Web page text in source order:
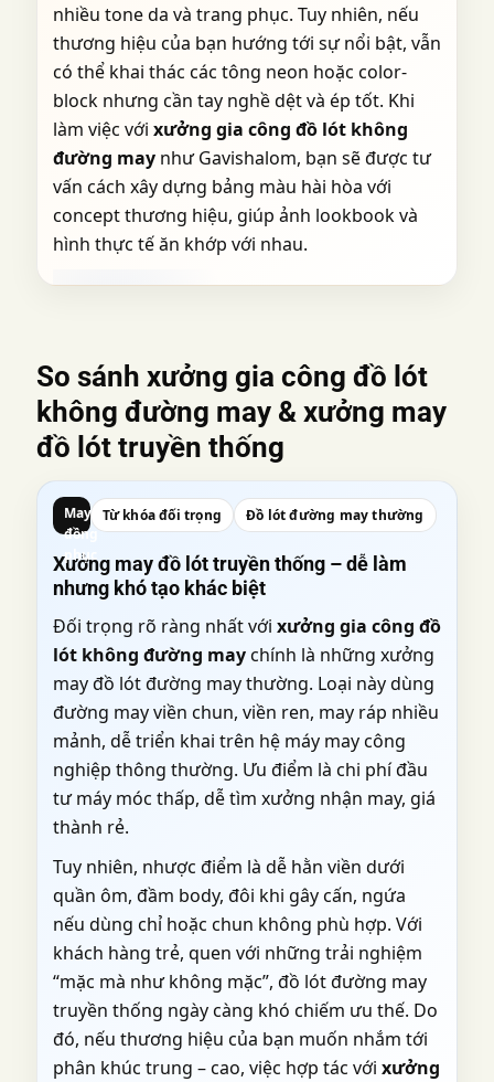
nhiều tone da và trang phục. Tuy nhiên, nếu
thương hiệu của bạn hướng tới sự nổi bật, vẫn
có thể khai thác các tông neon hoặc color-
block nhưng cần tay nghề dệt và ép tốt. Khi
làm việc với xưởng gia công đồ lót không
đường may như Gavishalom, bạn sẽ được tư
vấn cách xây dựng bảng màu hài hòa với
concept thương hiệu, giúp ảnh lookbook và
hình thực tế ăn khớp với nhau.
So sánh xưởng gia công đồ lót
không đường may & xưởng may
đồ lót truyền thống
May
đồng
phục
Từ khóa đối trọng Đồ lót đường may thường
Xưởng may đồ lót truyền thống – dễ làm
nhưng khó tạo khác biệt
Đối trọng rõ ràng nhất với xưởng gia công đồ
lót không đường maychính là những xưởng
may đồ lót đường may thường. Loại này dùng
đường may viền chun, viền ren, may ráp nhiều
mảnh, dễ triển khai trên hệ máy may công
nghiệp thông thường. Ưu điểm là chi phí đầu
tư máy móc thấp, dễ tìm xưởng nhận may, giá
thành rẻ.
Tuy nhiên, nhược điểm là dễ hằn viền dưới
quần ôm, đầm body, đôi khi gây cấn, ngứa
nếu dùng chỉ hoặc chun không phù hợp. Với
khách hàng trẻ, quen với những trải nghiệm
“mặc mà như không mặc”, đồ lót đường may
truyền thống ngày càng khó chiếm ưu thế. Do
đó, nếu thương hiệu của bạn muốn nhắm tới
phân khúc trung – cao, việc hợp tác với xưởng